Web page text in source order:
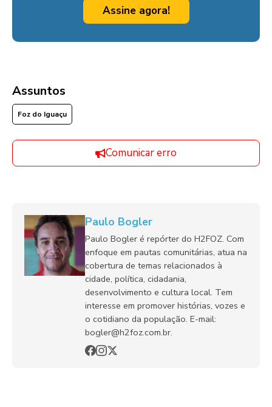
Assine agora!
Assuntos
Foz do Iguaçu
Comunicar erro
Paulo Bogler
Paulo Bogler é repórter do H2FOZ. Com
enfoque em pautas comunitárias, atua na
cobertura de temas relacionados à
cidade, política, cidadania,
desenvolvimento e cultura local. Tem
interesse em promover histórias, vozes e
o cotidiano da população. E-mail:
bogler@h2foz.com.br.